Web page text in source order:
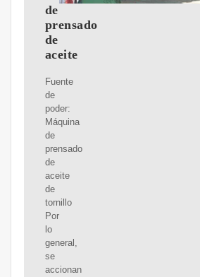
de
prensado
de
aceite
Fuente
de
poder:
Máquina
de
prensado
de
aceite
de
tornillo
Por
lo
general,
se
accionan